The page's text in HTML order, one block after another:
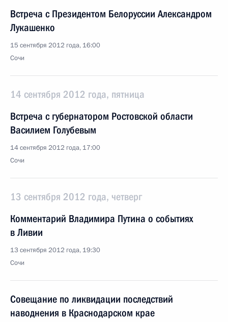
Встреча с Президентом Белоруссии Александром
Лукашенко
15 сентября 2012 года, 16:00
Сочи
14 сентября 2012 года, пятница
Встреча с губернатором Ростовской области
Василием Голубевым
14 сентября 2012 года, 17:00
Сочи
13 сентября 2012 года, четверг
Комментарий Владимира Путина о событиях
в Ливии
13 сентября 2012 года, 19:30
Сочи
Совещание по ликвидации последствий
наводнения в Краснодарском крае